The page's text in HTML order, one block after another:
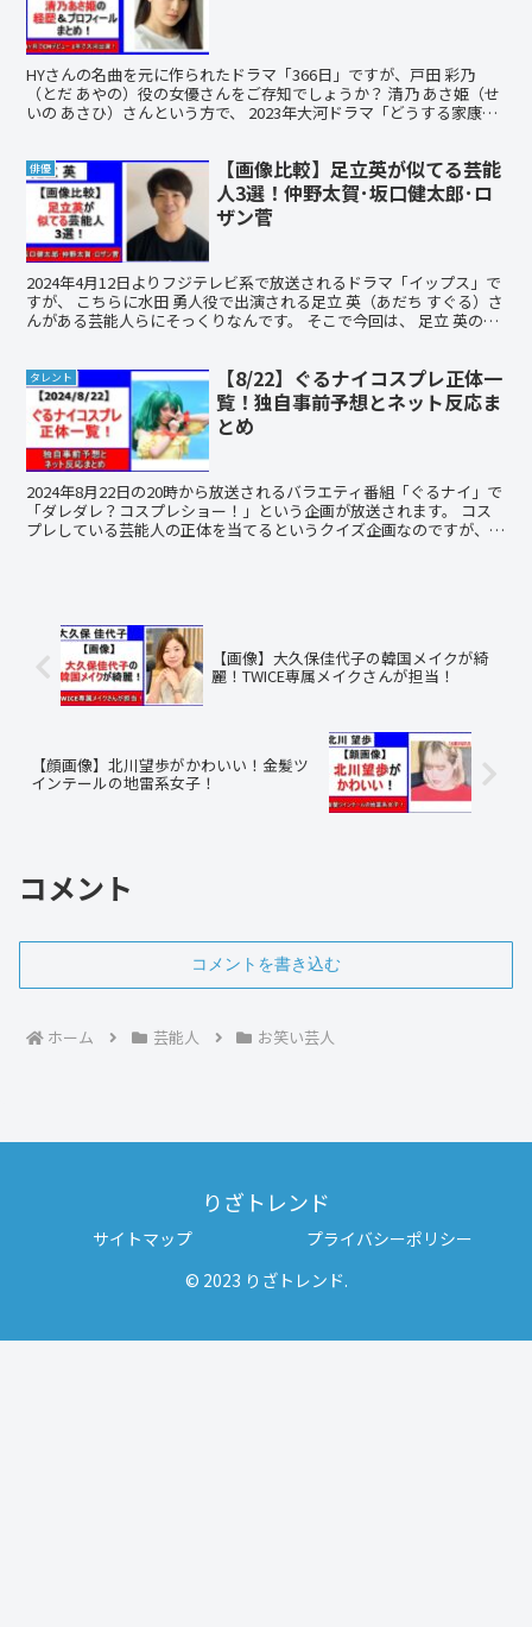
HYさんの名曲を元に作られたドラマ「366日」ですが、戸田 彩乃
（とだ あやの）役の女優さんをご存知でしょうか？ 清乃 あさ姫（せ
いの あさひ）さんという方で、 2023年大河ドラマ「どうする家康」
俳優
【画像比較】足立英が似てる芸能
人3選！仲野太賀･坂口健太郎･ロ
ザン菅
2024年4月12日よりフジテレビ系で放送されるドラマ「イップス」で
すが、 こちらに水田 勇人役で出演される足立 英（あだち すぐる）さ
んがある芸能人らにそっくりなんです。 そこで今回は、 足立 英の
タレント
【8/22】ぐるナイコスプレ正体一
覧！独自事前予想とネット反応ま
とめ
2024年8月22日の20時から放送されるバラエティ番組「ぐるナイ」で
「ダレダレ？コスプレショー！」という企画が放送されます。 コス
プレしている芸能人の正体を当てるというクイズ企画なのですが、
【画像】大久保佳代子の韓国メイクが綺
麗！TWICE専属メイクさんが担当！
【顔画像】北川望歩がかわいい！金髪ツ
インテールの地雷系女子！
コメント
コメントを書き込む
ホーム 芸能人 お笑い芸人
りざトレンド
サイトマップ
プライバシーポリシー
© 2023 りざトレンド.